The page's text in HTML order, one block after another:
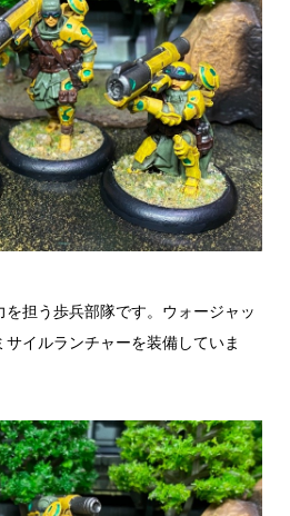
担う歩兵部隊です。ウォージャッ
イルランチャーを装備していま